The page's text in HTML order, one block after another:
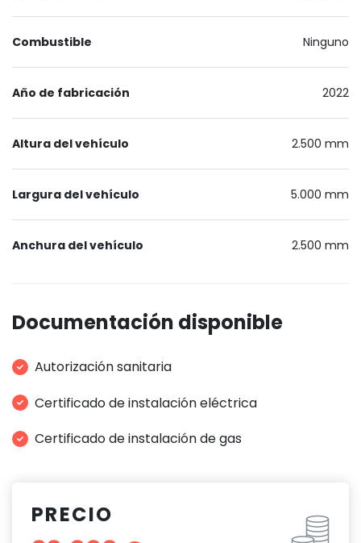
Combustible Ninguno
Año de fabricación 2022
Altura del vehículo 2.500 mm
Largura del vehículo 5.000 mm
Anchura del vehículo 2.500 mm
Documentación disponible
Autorización sanitaria
Certificado de instalación eléctrica
Certificado de instalación de gas
PRECIO